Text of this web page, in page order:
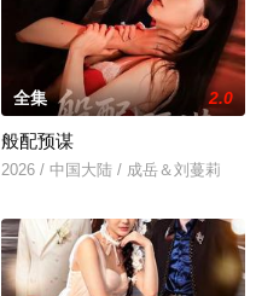
全集 2.0
般配预谋
2026 / 中国大陆 / 成岳＆刘蔓莉